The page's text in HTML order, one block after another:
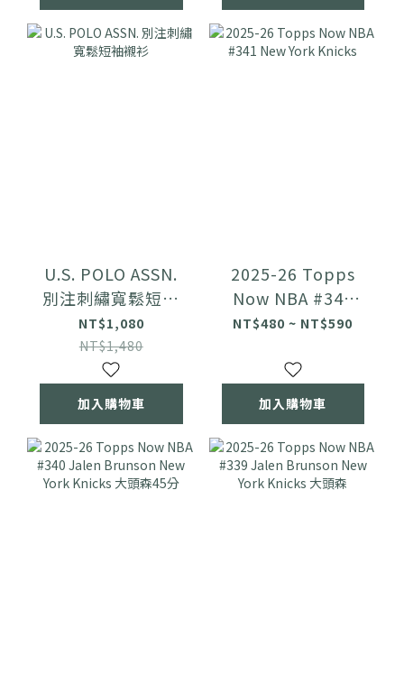
U.S. POLO ASSN.
別注刺繡寬鬆短袖
襯衫
NT$1,080
NT$1,480
加入購物車
2025-26 Topps
Now NBA #341
New York Knicks
NT$480 ~ NT$590
加入購物車